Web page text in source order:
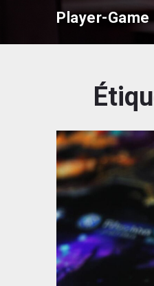
content
Player-Game